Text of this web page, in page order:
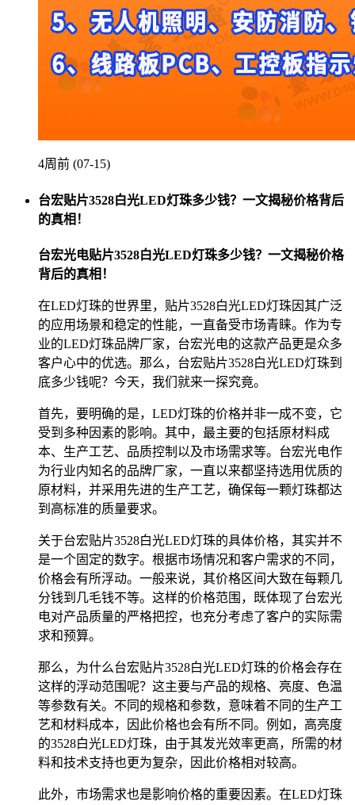
4周前 (07-15)
台宏贴片3528白光LED灯珠多少钱？一文揭秘价格背后
的真相！
台宏光电贴片3528白光LED灯珠多少钱？一文揭秘价格
背后的真相！
在LED灯珠的世界里，贴片3528白光LED灯珠因其广泛
的应用场景和稳定的性能，一直备受市场青睐。作为专
业的LED灯珠品牌厂家，台宏光电的这款产品更是众多
客户心中的优选。那么，台宏贴片3528白光LED灯珠到
底多少钱呢？今天，我们就来一探究竟。
首先，要明确的是，LED灯珠的价格并非一成不变，它
受到多种因素的影响。其中，最主要的包括原材料成
本、生产工艺、品质控制以及市场需求等。台宏光电作
为行业内知名的品牌厂家，一直以来都坚持选用优质的
原材料，并采用先进的生产工艺，确保每一颗灯珠都达
到高标准的质量要求。
关于台宏贴片3528白光LED灯珠的具体价格，其实并不
是一个固定的数字。根据市场情况和客户需求的不同，
价格会有所浮动。一般来说，其价格区间大致在每颗几
分钱到几毛钱不等。这样的价格范围，既体现了台宏光
电对产品质量的严格把控，也充分考虑了客户的实际需
求和预算。
那么，为什么台宏贴片3528白光LED灯珠的价格会存在
这样的浮动范围呢？这主要与产品的规格、亮度、色温
等参数有关。不同的规格和参数，意味着不同的生产工
艺和材料成本，因此价格也会有所不同。例如，高亮度
的3528白光LED灯珠，由于其发光效率更高，所需的材
料和技术支持也更为复杂，因此价格相对较高。
此外，市场需求也是影响价格的重要因素。在LED灯珠